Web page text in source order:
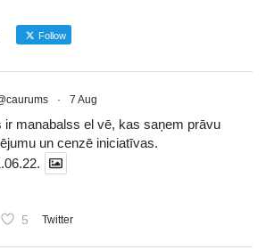
Follow
· 7 Aug
ir manabalss el vē, kas saņem prāvu
un cenzē iniciatīvas.
5 Twitter